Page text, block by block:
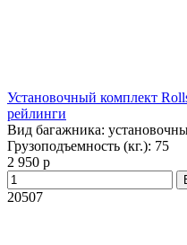
Установочный комплект
рейлинги
Вид багажника:
Грузоподъемность (кг.): 75
2 950 р
20507